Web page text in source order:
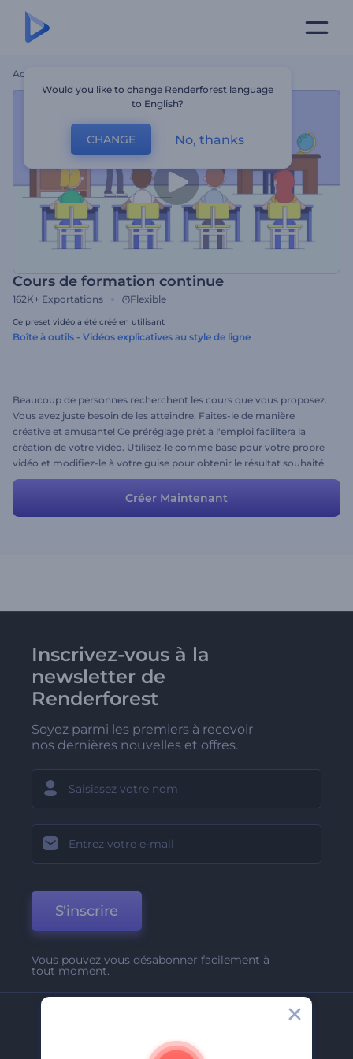
Accueil
Cours de formation continue
162K+ Exportations Flexible
Ce preset vidéo a été créé en utilisant
Boîte à outils - Vidéos explicatives au style de ligne
Beaucoup de personnes recherchent les cours que vous proposez.
Vous avez juste besoin de les atteindre. Faites-le de manière
créative et amusante! Ce préréglage prêt à l'emploi facilitera la
création de votre vidéo. Utilisez-le comme base pour votre propre
vidéo et modifiez-le à votre guise pour obtenir le résultat souhaité.
Créer Maintenant
Inscrivez-vous à la
newsletter de
Renderforest
Soyez parmi les premiers à recevoir
nos dernières nouvelles et offres.
S'inscrire
Vous pouvez vous désabonner facilement à
tout moment.
A Propos De Nous
Would you like to change Renderforest language
to English?
CHANGE No, thanks